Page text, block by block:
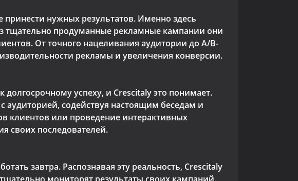
нужных результатов. Именно здесь
тщательно продуманные рекламные кампании они
От точного нацеливания аудитории до A/B-
рекламы и увеличения конверсии.
успеху, и Crescitaly это понимает.
аудиторией, содействуя настоящим беседам и
клиентов или проведение интерактивных
своих последователей.
завтра. Распознавая эту реальность, Crescitaly